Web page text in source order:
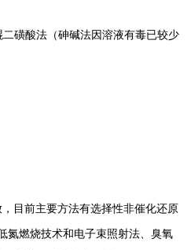
磺酸法（砷碱法因溶液有毒已较少
目前主要方法有选择性非催化还原
氮燃烧技术和电子束照射法、臭氧